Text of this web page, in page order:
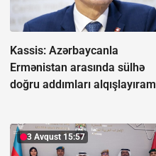
Kassis: Azərbaycanla
Ermənistan arasında sülhə
doğru addımları alqışlayıram
3 Avqust 15:57